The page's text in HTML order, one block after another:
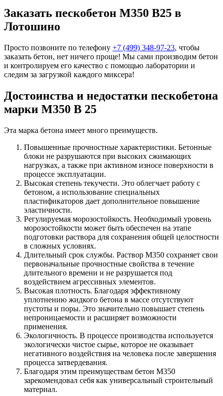
Заказать пескобетон М350 В25 в
Лотошино
Просто позвоните по телефону +7 (499) 348-97-23, чтобы
заказать бетон, нет ничего проще! Мы сами производим бетон
и контролируем его качество с помощью лаборатории и
следим за загрузкой каждого миксера!
Достоинства и недостатки пескобетона
марки М350 B 25
Эта марка бетона имеет много преимуществ.
Повышенные прочностные характеристики. Бетонные
блоки не разрушаются при высоких сжимающих
нагрузках, а также при активном износе поверхности в
процессе эксплуатации.
Высокая степень текучести. Это облегчает работу с
бетоном, а использование специальных
пластификаторов дает дополнительное повышение
эластичности.
Регулируемая морозостойкость. Необходимый уровень
морозостойкости может быть обеспечен на этапе
подготовки раствора для сохранения общей целостности
в сложных условиях.
Длительный срок службы. Раствор М350 сохраняет свои
первоначальные прочностные свойства в течение
длительного времени и не разрушается под
воздействием агрессивных элементов.
Высокая плотность. Благодаря эффективному
уплотнению жидкого бетона в массе отсутствуют
пустоты и поры. Это значительно повышает степень
непроницаемости и расширяет возможности
применения.
Экологичность. В процессе производства используется
экологически чистое сырье, которое не оказывает
негативного воздействия на человека после завершения
процесса затвердевания.
Благодаря этим преимуществам бетон М350
зарекомендовал себя как универсальный строительный
материал.